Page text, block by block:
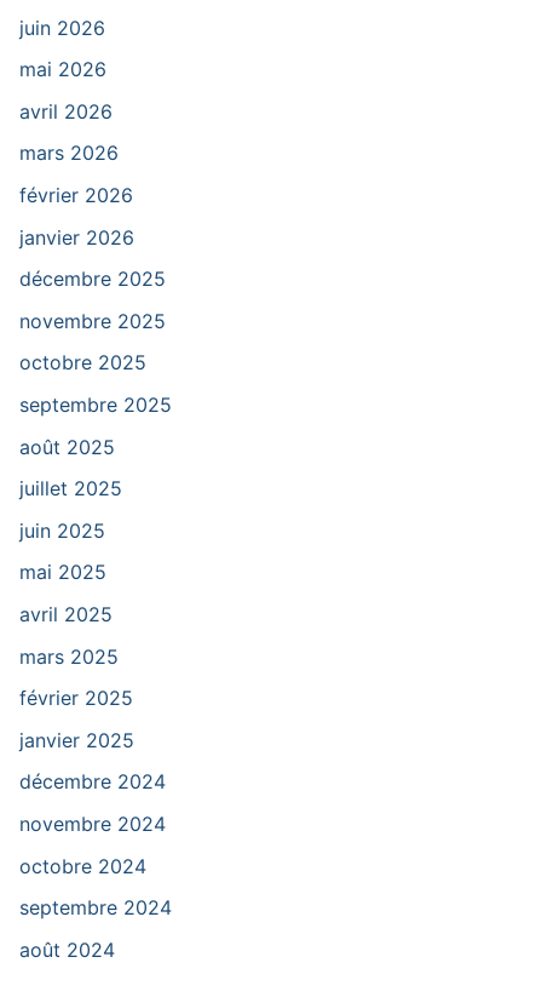
juin 2026
mai 2026
avril 2026
mars 2026
février 2026
janvier 2026
décembre 2025
novembre 2025
octobre 2025
septembre 2025
août 2025
juillet 2025
juin 2025
mai 2025
avril 2025
mars 2025
février 2025
janvier 2025
décembre 2024
novembre 2024
octobre 2024
septembre 2024
août 2024